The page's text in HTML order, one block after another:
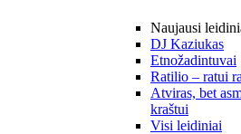
Naujausi
DJ Kaziukas
Etnožadintuvai
Ratilio – ratui
Atviras, bet
kraštui
Visi leidiniai